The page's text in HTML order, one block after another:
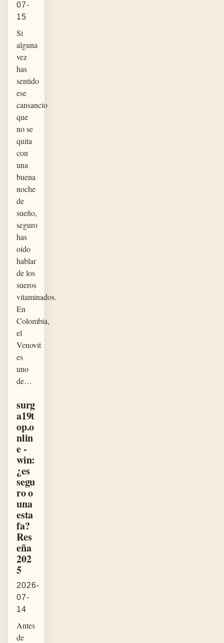
07-
15
Si
alguna
vez
has
sentido
ese
cansancio
que
no se
quita
con
una
buena
noche
de
sueño,
seguro
has
oído
hablar
de los
sueros
vitaminados.
En
Colombia,
el
Venovit
es
uno
de…
surg
a19t
op.o
nlin
e -
win:
¿es
segu
ro o
una
esta
fa?
Res
eña
202
5
2026-
07-
14
Antes
de